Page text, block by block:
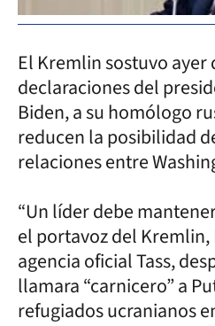
El Kremlin sostuvo ayer
declaraciones del
Biden, a su homólogo
reducen la posibilidad
relaciones entre
“Un líder debe
el portavoz del Kremlin,
agencia oficial Tass,
llamara “carnicero” a
refugiados ucranianos